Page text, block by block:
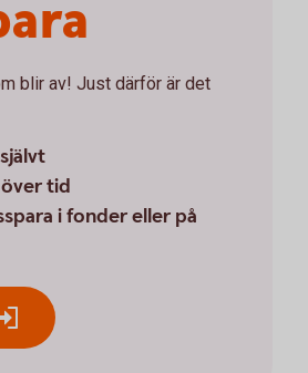
blir av! Just därför är det
över tid
i fonder eller på